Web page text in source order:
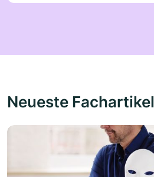
Neueste Fachartikel